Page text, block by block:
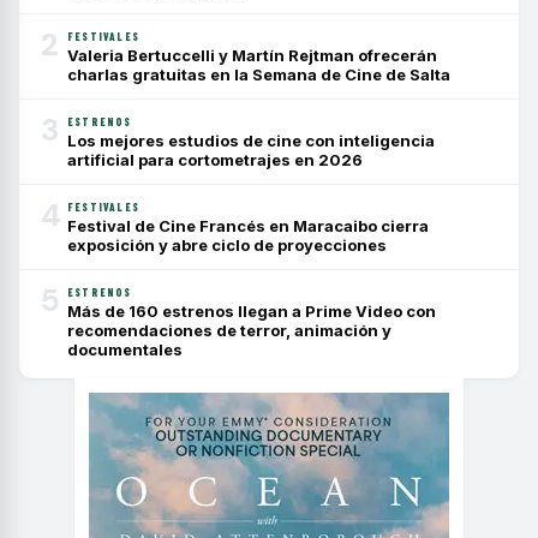
2 FESTIVALES
Valeria Bertuccelli y Martín Rejtman ofrecerán
charlas gratuitas en la Semana de Cine de Salta
3 ESTRENOS
Los mejores estudios de cine con inteligencia
artificial para cortometrajes en 2026
4 FESTIVALES
Festival de Cine Francés en Maracaibo cierra
exposición y abre ciclo de proyecciones
5 ESTRENOS
Más de 160 estrenos llegan a Prime Video con
recomendaciones de terror, animación y
documentales